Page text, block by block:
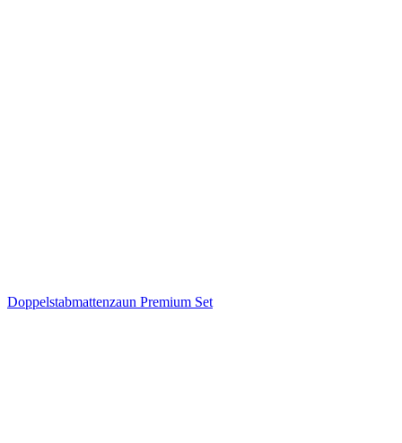
Doppelstabmattenzaun Premium Set